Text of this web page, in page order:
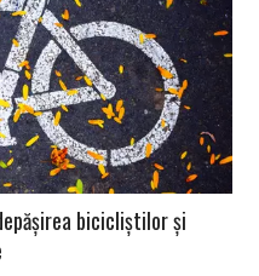
bicicliștilor și